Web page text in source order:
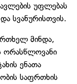
უფლებას
სვანურისთვის.
მინდა,
ორასწლოვანი
ენათა
საფრთხის